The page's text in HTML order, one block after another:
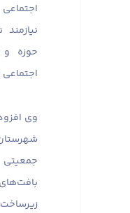
حوزه و
وی